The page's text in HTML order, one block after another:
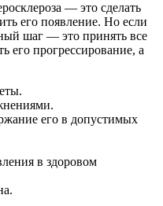
— это сделать
его появление. Но если
шаг — это принять все
его прогрессирование, а
его в допустимых
в здоровом